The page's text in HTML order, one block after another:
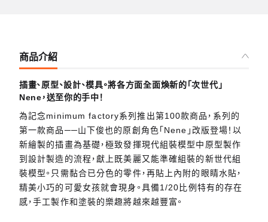
商品介紹
插畫、原型、設計、模具。將各方面全面煥新的「次世代」
Nene，送至你的手中！
為記念minimum factory系列推出第100款商品，系列的
第一款商品──山下俊也的原創角色「Nene」改版登場！以
新繪製的插畫為基礎，極致發揮現代組裝模型中原型製作
到設計製造的流程，獻上既美麗又能準確組裝的新世代組
裝模型。只需黏合已分色的零件，再貼上內附的眼睛水貼，
精美小巧的可愛女孩就會現身。具備1/20比例特有的存在
感，手工製作和塗裝的樂趣將越來越豐富。